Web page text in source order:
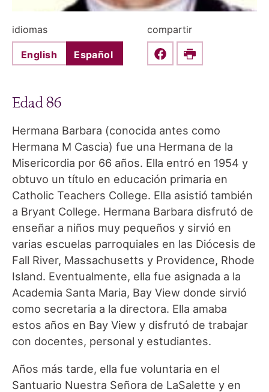
idiomas
English Español
compartir
Share this on Facebook
Print
Edad 86
Hermana Barbara (conocida antes como
Hermana M Cascia) fue una Hermana de la
Misericordia por 66 años. Ella entró en 1954 y
obtuvo un título en educación primaria en
Catholic Teachers College. Ella asistió también
a Bryant College. Hermana Barbara disfrutó de
enseñar a niños muy pequeños y sirvió en
varias escuelas parroquiales en las Diócesis de
Fall River, Massachusetts y Providence, Rhode
Island. Eventualmente, ella fue asignada a la
Academia Santa Maria, Bay View donde sirvió
como secretaria a la directora. Ella amaba
estos años en Bay View y disfrutó de trabajar
con docentes, personal y estudiantes.
Años más tarde, ella fue voluntaria en el
Santuario Nuestra Señora de LaSalette y en